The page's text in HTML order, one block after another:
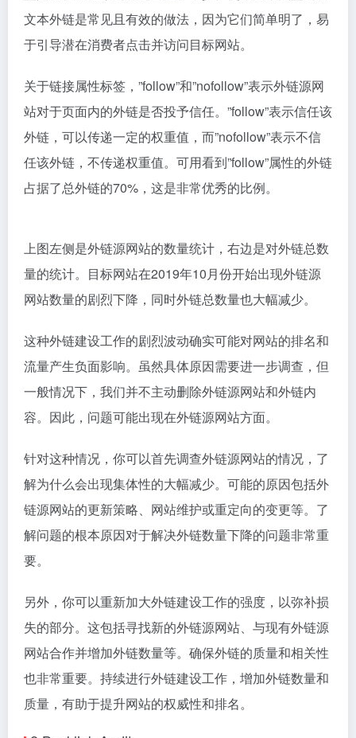
重和流量。根据统计结果，权重评分在50分以上的外链
源网站占据了10%的份额，这说明目标网站的外链建设
在外链类型和链接属性方面，文本类型的锚文本外链和
图片外链占据了绝大部分，达到了99%的比例。其他类
型如表格和框架的外链占比非常少。使用文本类型的锚
文本外链是常见且有效的做法，因为它们简单明了，易
关于链接属性标签，”follow”和”nofollow”表示外链源网
站对于页面内的外链是否投予信任。”follow”表示信任该
外链，可以传递一定的权重值，而”nofollow”表示不信
占据了总外链的70%，这是非常优秀的比例。
上图左侧是外链源网站的数量统计，右边是对外链总数
量的统计。目标网站在2019年10月份开始出现外链源
网站数量的剧烈下降，同时外链总数量也大幅减少。
这种外链建设工作的剧烈波动确实可能对网站的排名和
一般情况下，我们并不主动删除外链源网站和外链内
容。因此，问题可能出现在外链源网站方面。
针对这种情况，你可以首先调查外链源网站的情况，了
解为什么会出现集体性的大幅减少。可能的原因包括外